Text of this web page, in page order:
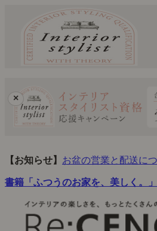
×
【お知らせ】 お盆の営業と配送に
書籍「ふつうのお家を、美しく。